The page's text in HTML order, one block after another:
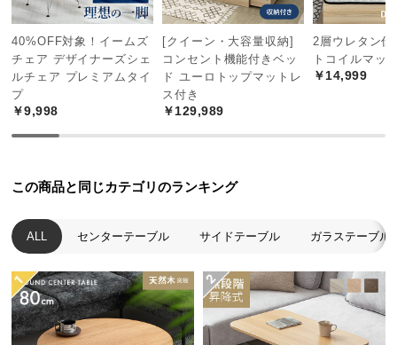
中
型
商
品
配
い
小
型
商
品
の
リビングルームに
部屋で快適に使用できます。
40%OFF対象！イームズ
チェア デザイナーズシェ
ルチェア プレミアムタイ
プ
￥9,998
[クイーン・大容量収納]
コンセント機能付きベッ
ド ユーロトップマットレ
ス付き
￥129,989
2層ウレタン
トコイルマッ
￥14,999
この商品と同じカテゴリのランキング
ALL センターテーブル サイドテーブル ガラステーブル